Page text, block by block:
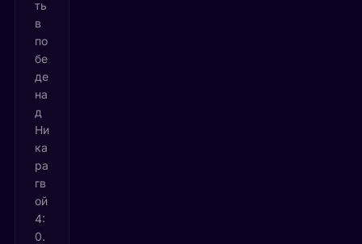
ть
в
по
бе
де
на
д
Ни
ка
ра
гв
ой
4:
0.